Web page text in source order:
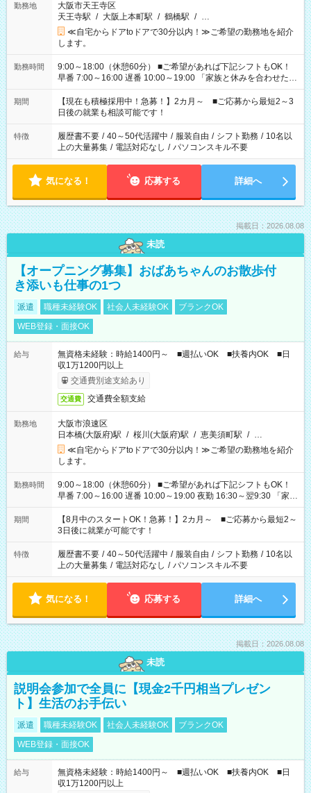
勤務地
大阪市天王寺区
天王寺駅 / 大阪上本町駅 / 鶴橋駅 / …
≪自宅からドアtoドアで30分以内！≫ご希望の勤務地を紹介
します。
勤務時間
9:00～18:00（休憩60分） ■ご希望があれば下記シフトもOK！
早番 7:00～16:00 遅番 10:00～19:00 「家族と休みを合わせた
い」 「余裕を持って夕飯の準備がしたい」 「できれば残業はし
たくない」 など、ご希望を教えてくださいね。 ※Wワーク希望
の方へ 今ご覧のお仕事で希望する勤務時間と、もう1つのお仕事
の勤務時間。 合計で週40時間を超える場合は応募できません。
期間
【現在も積極採用中！急募！】2カ月～ ■ご応募から最短2～3
日後の就業も相談可能です！
特徴 履歴書不要 / 40～50代活躍中 / 服装自由 / シフト勤務 / 10名以
上の大量募集 / 電話対応なし / パソコンスキル不要
気になる！ 応募する 詳細へ
掲載日：2026.08.08
未読
【オープニング募集】おばあちゃんのお散歩付
き添いも仕事の1つ
派遣 職種未経験OK 社会人未経験OK
ブランクOK
WEB登録・面接OK
給与
無資格未経験：時給1400円～ ■週払いOK ■扶養内OK ■日
収1万1200円以上
交通費別途支給あり
交通費 交通費全額支給
勤務地
大阪市浪速区
日本橋(大阪府)駅 / 桜川(大阪府)駅 / 恵美須町駅 / …
≪自宅からドアtoドアで30分以内！≫ご希望の勤務地を紹介
します。
勤務時間
9:00～18:00（休憩60分） ■ご希望があれば下記シフトもOK！
早番 7:00～16:00 遅番 10:00～19:00 夜勤 16:30～翌9:30 「家族
と休みを合わせたい」 「余裕を持って夕飯の準備がしたい」
「できれば残業はしたくない」 など、ご希望を教えてください
ね。 ※Wワーク希望の方へ 今ご覧のお仕事で希望する勤務時間
と、もう1つのお仕事の勤務時間。 合計で週40時間を超える場
合は応募できません。
期間
【8月中のスタートOK！急募！】2カ月～ ■ご応募から最短2～
3日後に就業が可能です！
特徴 履歴書不要 / 40～50代活躍中 / 服装自由 / シフト勤務 / 10名以
上の大量募集 / 電話対応なし / パソコンスキル不要
気になる！ 応募する 詳細へ
掲載日：2026.08.08
未読
説明会参加で全員に【現金2千円相当プレゼン
ト】生活のお手伝い
派遣 職種未経験OK 社会人未経験OK
ブランクOK
WEB登録・面接OK
給与
無資格未経験：時給1400円～ ■週払いOK ■扶養内OK ■日
収1万1200円以上